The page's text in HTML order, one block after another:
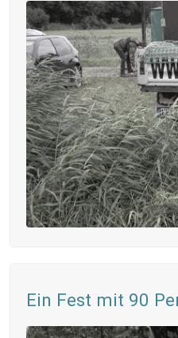
Ein Fest mit 90